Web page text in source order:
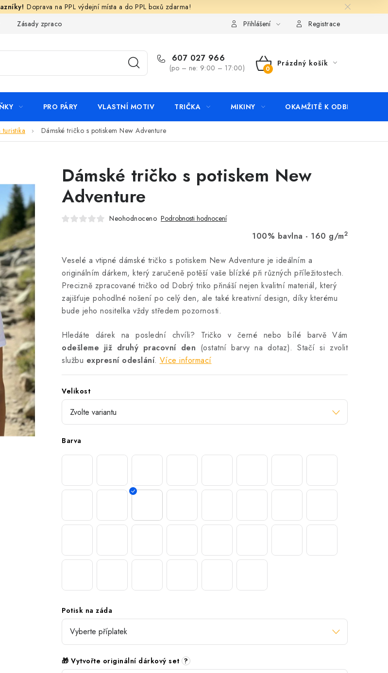
Doprava na PPL výdejní místa a do PPL boxů zdarma!
Zásady zpracování ochrany osobních údajů KontaktyPřihlášení Registrace
607 027 966
(po – ne: 9:00 – 17:00)
NÁKUPNÍ
Prázdný košík
PRO PÁRY VLASTNÍ MOTIV TRIČKA MIKINY OKAMŽITĚ K ODBĚRU
Dámské tričko s potiskem New Adventure
Dámské tričko s potiskem New
Adventure
Neohodnoceno Podrobnosti hodnocení
100% bavlna - 160 g/m2
Veselé a vtipné dámské tričko s potiskem New Adventure je ideálním a
originálním dárkem, který zaručeně potěší vaše blízké při různých příležitostech.
Precizně zpracované tričko od Dobrý triko přináší nejen kvalitní materiál, který
zajišťuje pohodlné nošení po celý den, ale také kreativní design, díky kterému
bude jeho nositelka vždy středem pozornosti.
Hledáte dárek na poslední chvíli? Tričko v černé nebo bílé barvě Vám
odešleme již druhý pracovní den (ostatní barvy na dotaz). Stačí si zvolit
službu expresní odeslání. Více informací
Velikost
Barva
Potisk na záda
🎁 Vytvořte originální dárkový set ?